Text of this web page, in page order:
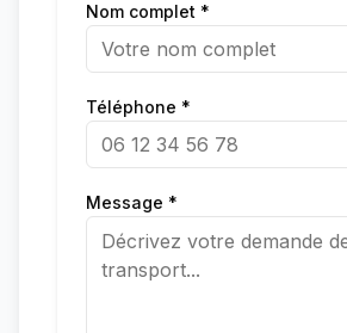
Nom complet *
Téléphone *
Message *